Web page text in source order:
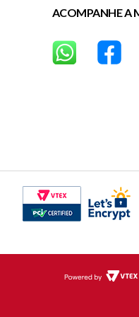
corridos após a data da
ACOMPANHE A